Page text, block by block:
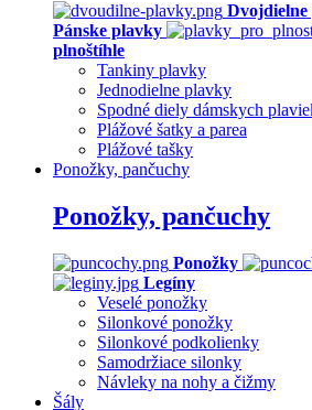
Pánske plavky
plnoštíhle
Tankiny plavky
Jednodielne plavky
Spodné diely dámskych
Plážové šatky a parea
Plážové tašky
Ponožky, pančuchy
Ponožky, pančuchy
Ponožky
Legíny
Veselé ponožky
Silonkové ponožky
Silonkové podkolienky
Samodržiace silonky
Návleky na nohy a čižmy
Šály